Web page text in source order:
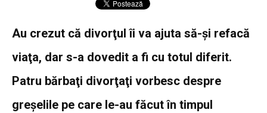
Au crezut că divorţul îi va ajuta să-şi refacă
viaţa, dar s-a dovedit a fi cu totul diferit.
Patru bărbaţi divorţaţi vorbesc despre
greşelile pe care le-au făcut în timpul